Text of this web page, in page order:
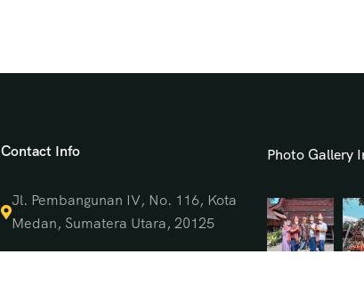
Contact Info
Jl. Pembangunan IV, No. 116, Kota
Medan, Sumatera Utara, 20125
Photo Gallery